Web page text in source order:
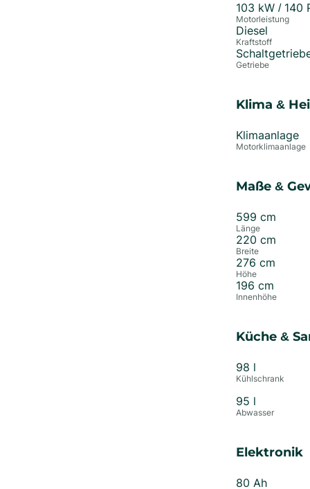
103 kW / 140
Motorleistung
Diesel
Kraftstoff
Getriebe
Klima &
Klimaanlage
Motorklimaanlage
Maße &
599 cm
Länge
220 cm
Breite
276 cm
Höhe
196 cm
Innenhöhe
Küche &
98 l
Kühlschrank
95 l
Abwasser
Elektronik
80 Ah